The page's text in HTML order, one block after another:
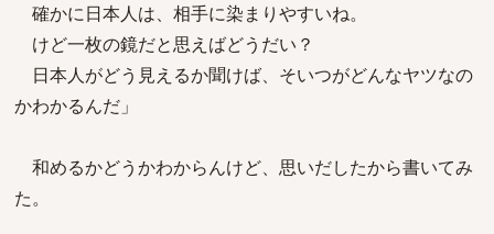
確かに日本人は、相手に染まりやすいね。
けど一枚の鏡だと思えばどうだい？
日本人がどう見えるか聞けば、そいつがどんなヤツなの
かわかるんだ」
和めるかどうかわからんけど、思いだしたから書いてみ
た。